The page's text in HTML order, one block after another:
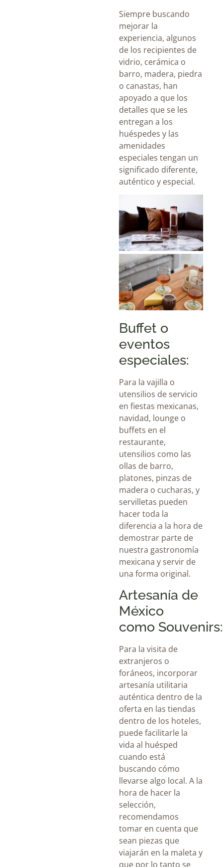
Siempre buscando
mejorar la
experiencia, algunos
de los recipientes de
vidrio, cerámica o
barro, madera, piedra
o canastas, han
apoyado a que los
detalles que se les
entregan a los
huéspedes y las
amenidades
especiales tengan un
significado diferente,
auténtico y especial.
Buffet o
eventos
especiales:
Para la vajilla o
utensilios de servicio
en fiestas mexicanas,
navidad, lounge o
buffets en el
restaurante,
utensilios como las
ollas de barro,
platones, pinzas de
madera o cucharas, y
servilletas pueden
hacer toda la
diferencia a la hora de
demostrar parte de
nuestra gastronomía
mexicana y servir de
una forma original.
Artesanía de
México
como Souvenirs:
Para la visita de
extranjeros o
foráneos, incorporar
artesanía utilitaria
auténtica dentro de la
oferta en las tiendas
dentro de los hoteles,
puede facilitarle la
vida al huésped
cuando está
buscando cómo
llevarse algo local. A la
hora de hacer la
selección,
recomendamos
tomar en cuenta que
sean piezas que
viajarán en la maleta y
que por lo tanto se